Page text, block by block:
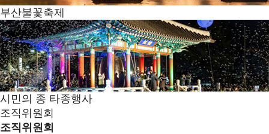
부산불꽃축제
시민의 종 타종행사
조직위원회
조직위원회